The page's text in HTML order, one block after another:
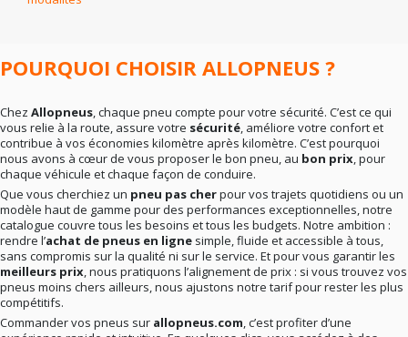
En résumé
POURQUOI CHOISIR ALLOPNEUS ?
Chez Allopneus, chaque pneu compte pour votre sécurité. C’est ce qui
vous relie à la route, assure votre sécurité, améliore votre confort et
contribue à vos économies kilomètre après kilomètre. C’est pourquoi
nous avons à cœur de vous proposer le bon pneu, au bon prix, pour
chaque véhicule et chaque façon de conduire.
Que vous cherchiez un pneu pas cherpour vos trajets quotidiens ou un
modèle haut de gamme pour des performances exceptionnelles, notre
catalogue couvre tous les besoins et tous les budgets. Notre ambition :
rendre l’achat de pneus en ligne simple, fluide et accessible à tous,
sans compromis sur la qualité ni sur le service. Et pour vous garantir les
meilleurs prix, nous pratiquons l’alignement de prix : si vous trouvez vos
pneus moins chers ailleurs, nous ajustons notre tarif pour rester les plus
compétitifs.
Commander vos pneus sur allopneus.com, c’est profiter d’une